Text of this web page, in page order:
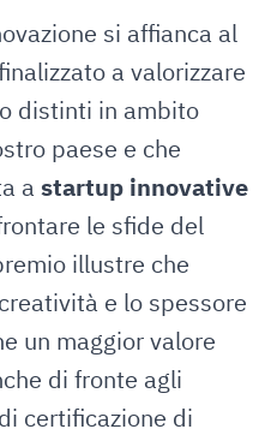
si affianca al
a valorizzare
distinti in ambito
paese e che
a startup innovative
le sfide del
illustre che
e lo spessore
un maggior valore
di fronte agli
certificazione di